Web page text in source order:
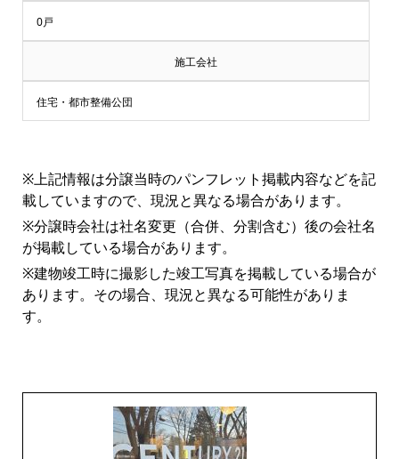
♪
横
浜
青
葉
区
ン
0戸
施工会社
住宅・都市整備公団
※上記情報は分譲当時のパンフレット掲載内容などを記
載していますので、現況と異なる場合があります。
※分譲時会社は社名変更（合併、分割含む）後の会社名
が掲載している場合があります。
※建物竣工時に撮影した竣工写真を掲載している場合が
あります。その場合、現況と異なる可能性がありま
す。